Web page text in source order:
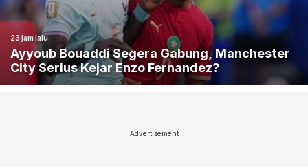
23 jam lalu
Ayyoub Bouaddi Segera Gabung, Manchester
City Serius Kejar Enzo Fernandez?
Advertisement